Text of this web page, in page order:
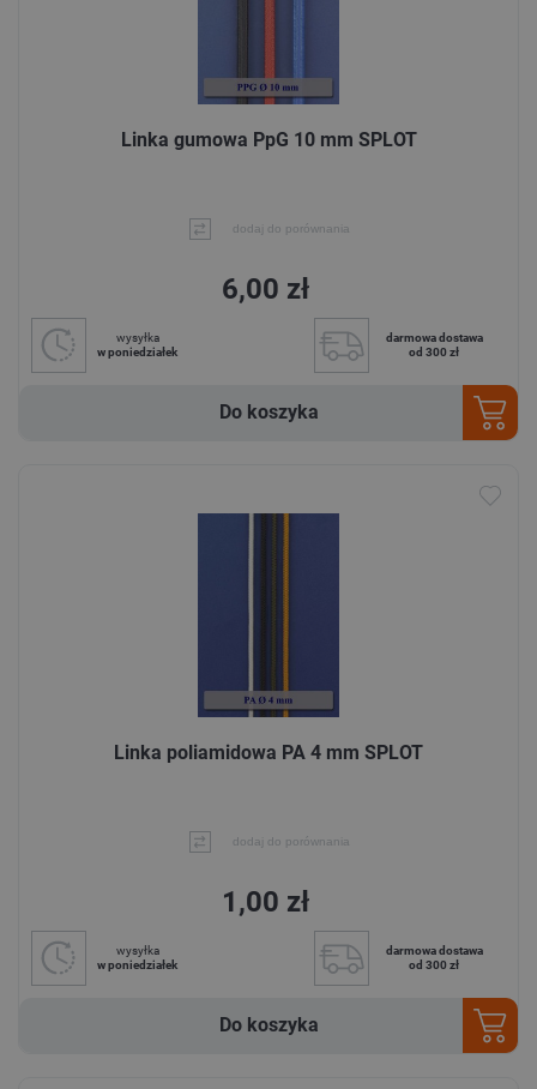
Linka gumowa PpG 10 mm SPLOT
dodaj do porównania
6,00 zł
wysyłka
w poniedziałek
darmowa dostawa
od 300 zł
Do koszyka
Linka poliamidowa PA 4 mm SPLOT
dodaj do porównania
1,00 zł
wysyłka
w poniedziałek
darmowa dostawa
od 300 zł
Do koszyka